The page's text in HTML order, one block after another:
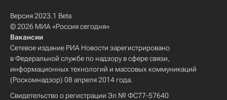
Версия 2023.1 Beta
© 2026 МИА «Россия сегодня»
Вакансии
Сетевое издание РИА Новости зарегистрировано
в Федеральной службе по надзору в сфере связи,
информационных технологий и массовых коммуникаций
(Роскомнадзор) 08 апреля 2014 года.
Свидетельство о регистрации Эл № ФС77-57640